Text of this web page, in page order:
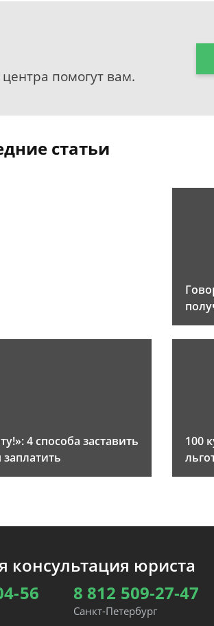
помогут вам.
статьи
4 способа заставить
заплатить
100
консультация юриста
56
8 812 509-27-47
Санкт-Петербург